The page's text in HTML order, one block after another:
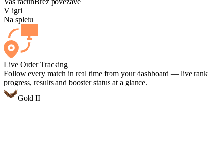
V igri
Na spletu
Live Order Tracking
Follow every match in real time from your dashboard — live rank
progress, results and booster status at a glance.
Gold II